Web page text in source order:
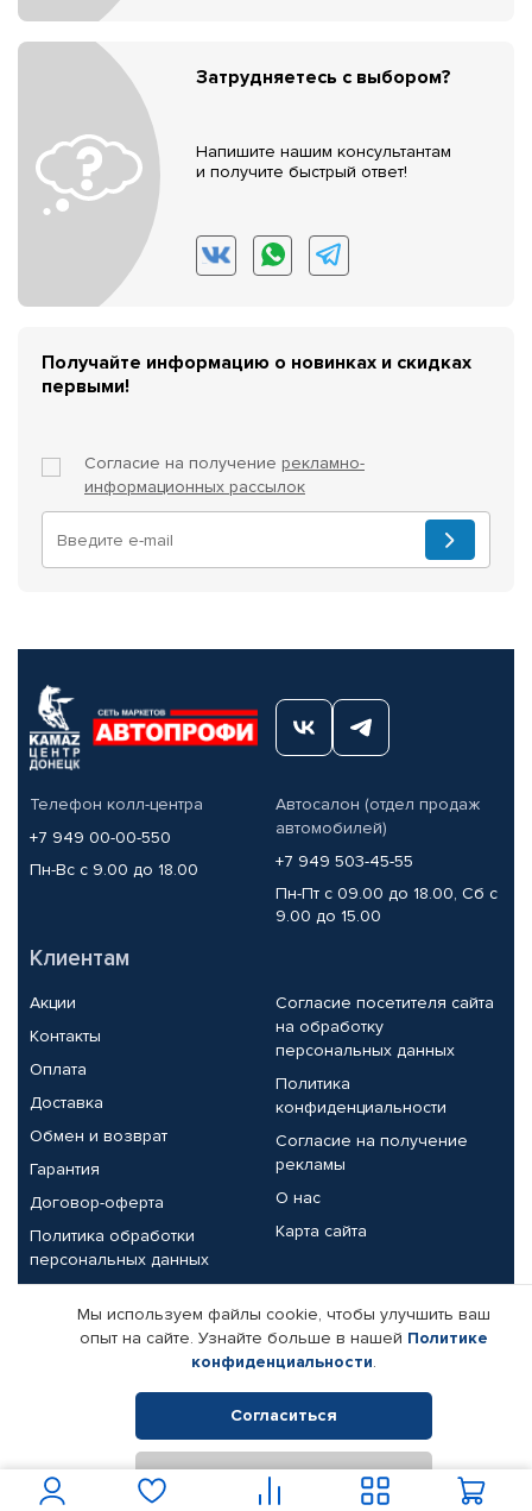
Затрудняетесь с выбором?
Напишите нашим консультантам
и получите быстрый ответ!
Получайте информацию о новинках и скидках
первыми!
Согласие на получение рекламно-
информационных рассылок
Телефон колл-центра
+7 949 00-00-550
Пн-Вс с 9.00 до 18.00
Автосалон (отдел продаж
автомобилей)
+7 949 503-45-55
Пн-Пт с 09.00 до 18.00, Сб с
9.00 до 15.00
Клиентам
Акции
Контакты
Оплата
Доставка
Обмен и возврат
Гарантия
Договор-оферта
Политика обработки
персональных данных
Согласие посетителя сайта
на обработку
персональных данных
Политика
конфиденциальности
Согласие на получение
рекламы
О нас
Карта сайта
Партнерам
Корпоративным клиентам
Поставщикам
Реквизиты компании
© КАМАЗ ЦЕНТР ДОНЕЦК, 2015-2026. Все права защищены.
Интернет-магазин автомобильных товаров Автопрофи.
Мы используем файлы cookie, чтобы улучшить ваш
опыт на сайте. Узнайте больше в нашей Политике
конфиденциальности.
Согласиться
Отклонить